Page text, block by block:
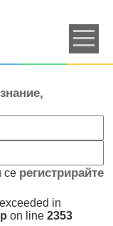
се регистрирайте
in
on line 2353